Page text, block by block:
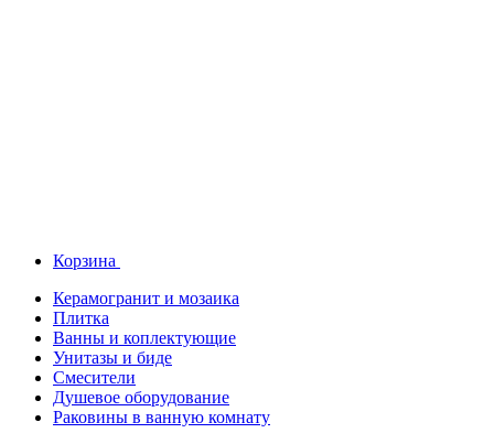
Корзина
Керамогранит и мозаика
Плитка
Ванны и коплектующие
Унитазы и биде
Смесители
Душевое оборудование
Раковины в ванную комнату